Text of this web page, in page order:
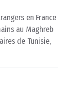
en France
au Maghreb
de Tunisie,